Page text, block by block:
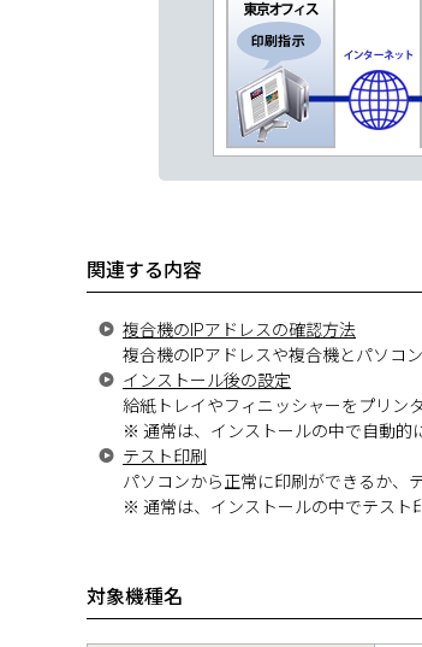
関連する内容
複合機のIPアドレスの確認方法
複合機のIPアドレスや複合機とパソコ
インストール後の設定
給紙トレイやフィニッシャーをプリン
※ 通常は、インストールの中で自動的
テスト印刷
パソコンから正常に印刷ができるか、
※ 通常は、インストールの中でテスト
対象機種名